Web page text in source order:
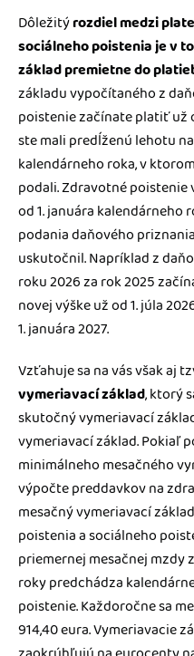
Dôležitýrozdiel medzi
sociálneho poistenia je v
základ premietne do
základu vypočítaného z
poistenie začínate platiť už
ste mali predĺženú lehotu
kalendárneho roka, v
podali. Zdravotné
od 1. januára kalendárneho
podania daňového
uskutočnil. Napríklad z
roku 2026 za rok 2025
novej výške už od 1. júla
1. januára 2027.
Vzťahuje sa na vás však aj
vymeriavací základ, ktorý
skutočný vymeriavací
vymeriavací základ. Pokiaľ
minimálneho mesačného
výpočte preddavkov na
mesačný vymeriavací
poistenia a sociálneho
priemernej mesačnej mzdy
roky predchádza
poistenie. Každoročne sa
914,40 eura. Vymeriavacie